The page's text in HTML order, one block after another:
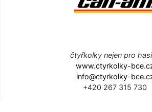
čtyřkolky nejen pro
www.ctyrkolky-
info@ctyrkolky-
+420 267 315 730